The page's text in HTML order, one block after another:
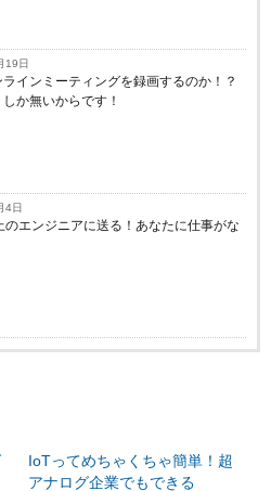
19日
インミーティングを録画するのか！？
か無いからです！
4日
のエンジニアに送る！あなたに仕事がな
IoTってめちゃくちゃ簡単！超
アナログ企業でもできる